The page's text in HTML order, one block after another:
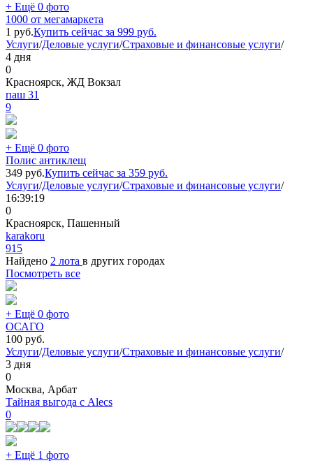
+ Ещё 0 фото
1000 от мегамаркета
1 руб.Купить сейчас за 999 руб.
Услуги/Деловые услуги/Страховые и финансовые услуги/
4 дня
0
Красноярск, ЖД Вокзал
паш 31
9
+ Ещё 0 фото
Полис антиклещ
349 руб.Купить сейчас за 359 руб.
Услуги/Деловые услуги/Страховые и финансовые услуги/
16:39:19
0
Красноярск, Пашенный
karakoru
915
Найдено 2 лота в других городах
Посмотреть все
+ Ещё 0 фото
ОСАГО
100 руб.
Услуги/Деловые услуги/Страховые и финансовые услуги/
3 дня
0
Москва, Арбат
Тайная выгода с Alecs
0
+ Ещё 1 фото